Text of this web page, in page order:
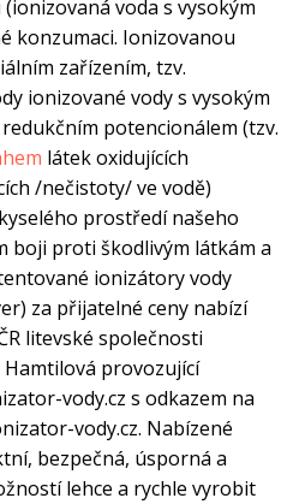
voda s vysokým
konzumaci. Ionizovanou
zařízením, tzv.
ionizované vody s vysokým
potencionálem (tzv.
látek oxidujících
/nečistoty/ ve vodě)
prostředí našeho
boji proti škodlivým látkám a
ionizátory vody
za přijatelné ceny nabízí
litevské společnosti
provozující
vody.cz s odkazem na
vody.cz. Nabízené
bezpečná, úsporná a
lehce a rychle vyrobit